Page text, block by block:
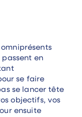
en
se faire
se lancer tête
objectifs, vos
ensuite